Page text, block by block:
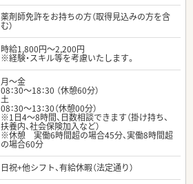
薬剤師免許をお持ちの方（取得見込みの方を含
む）
時給1,800円～2,200円
※経験・スキル等を考慮いたします。
月～金
08：30～18：30 （休憩60分）
土
08：30～13：30（休憩00分）
※1日4～8時間、日数相談できます（掛け持ち、
扶養内、社会保険加入など）
※休憩 実働6時間超の場合45分、実働8時間超
の場合60分
日祝+他シフト、有給休暇（法定通り）